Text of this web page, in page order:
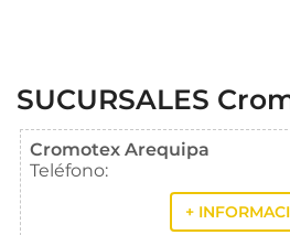
SUCURSALES
Cromotex Arequipa
Teléfono:
+